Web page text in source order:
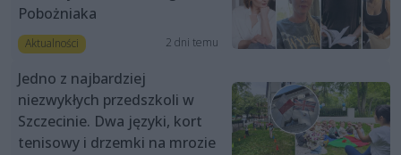
Pobożniaka
Aktualności 2 dni temu
Jedno z najbardziej
niezwykłych przedszkoli w
Szczecinie. Dwa języki, kort
tenisowy i drzemki na mrozie